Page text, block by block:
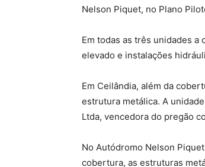
Nelson Piquet, no Plano
Em todas as três unidades
elevado e instalações
Em Ceilândia, além da
estrutura metálica. A
Ltda, vencedora do pregão
No Autódromo Nelson
cobertura, as estruturas